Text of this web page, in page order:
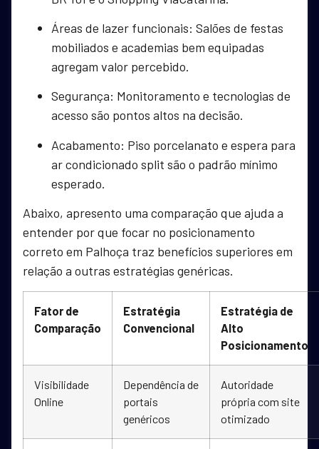
Áreas de lazer funcionais: Salões de festas
mobiliados e academias bem equipadas
agregam valor percebido.
Segurança: Monitoramento e tecnologias de
acesso são pontos altos na decisão.
Acabamento: Piso porcelanato e espera para
ar condicionado split são o padrão mínimo
esperado.
Abaixo, apresento uma comparação que ajuda a
entender por que focar no posicionamento
correto em Palhoça traz benefícios superiores em
relação a outras estratégias genéricas.
Fator de
Comparação
Estratégia
Convencional
Estratégia de
Alto
Posicionamento
Visibilidade
Online
Dependência de
portais
genéricos
Autoridade
própria com site
otimizado